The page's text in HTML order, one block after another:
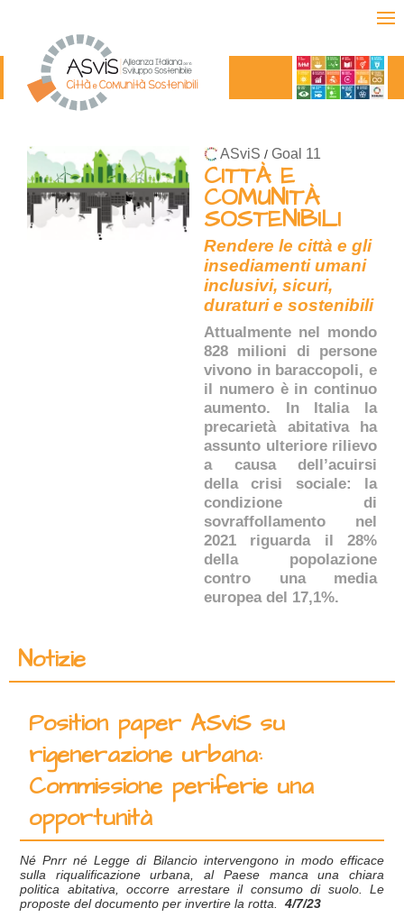
ASviS / Goal 11
CITTÀ E
COMUNITÀ
SOSTENIBILI
Rendere le città e gli
insediamenti umani
inclusivi, sicuri,
duraturi e sostenibili
Attualmente nel mondo
828 milioni di persone
vivono in baraccopoli, e
il numero è in continuo
aumento. In Italia la
precarietà abitativa ha
assunto ulteriore rilievo
a causa dell’acuirsi
della crisi sociale: la
condizione di
sovraffollamento nel
2021 riguarda il 28%
della popolazione
contro una media
europea del 17,1%.
Notizie
Position paper ASviS su
rigenerazione urbana:
Commissione periferie una
opportunità
Né Pnrr né Legge di Bilancio intervengono in modo efficace
sulla riqualificazione urbana, al Paese manca una chiara
politica abitativa, occorre arrestare il consumo di suolo. Le
proposte del documento per invertire la rotta. 4/7/23